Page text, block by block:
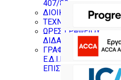
407/80
ΔΙΟΙΚΗΤΙΚΟ
ΤΕΧΝΙΚΟΙ ΥΠΕΥΘΥΝΟΙ
ΩΡΕΣ ΓΡΑΦΕΙΟΥ
ΔΙΔΑΣΚΟΝΤΩΝ
ΓΡΑΦΕΙΑ ΜΕΛΩΝ
Ε.Δ.Ι.Π & ΝΕΩΝ
ΕΠΙΣΤΗΜΟΝΩΝ